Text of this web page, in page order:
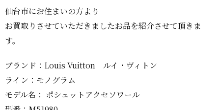
仙台市にお住まいの方より
お買取りさせていただきましたお品を紹介させて頂きま
す。
ブランド：Louis Vuitton ルイ・ヴィトン
ライン：モノグラム
モデル名： ポシェットアクセソワール